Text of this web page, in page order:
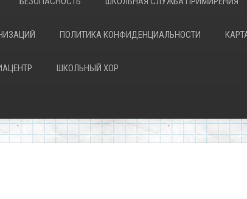
ПОЛИТИКА КОНФИДЕНЦИАЛЬНОСТИ
ШКОЛЬНЫЙ ХОР